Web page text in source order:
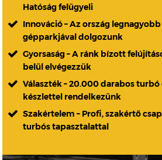
Hatóság felügyeli
Innováció – Az ország
gépparkjával dolgozunk
Gyorsaság – A ránk bízott
belül elvégezzük
Választék – 20.000 darabos
készlettel rendelkezünk
Szakértelem – Profi, szakértő
turbós tapasztalattal